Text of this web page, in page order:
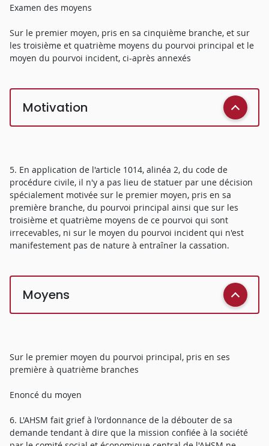
Examen des moyens
Sur le premier moyen, pris en sa cinquième branche, et sur
les troisième et quatrième moyens du pourvoi principal et le
moyen du pourvoi incident, ci-après annexés
Motivation
5. En application de l'article 1014, alinéa 2, du code de
procédure civile, il n'y a pas lieu de statuer par une décision
spécialement motivée sur le premier moyen, pris en sa
première branche, du pourvoi principal ainsi que sur les
troisième et quatrième moyens de ce pourvoi qui sont
irrecevables, ni sur le moyen du pourvoi incident qui n'est
manifestement pas de nature à entraîner la cassation.
Moyens
Sur le premier moyen du pourvoi principal, pris en ses
première à quatrième branches
Enoncé du moyen
6. L'AHSM fait grief à l'ordonnance de la débouter de sa
demande tendant à dire que la mission confiée à la société